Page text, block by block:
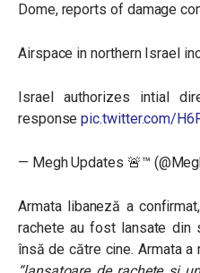
Dome, reports of damage
Airspace in northern Israel
Israel authorizes intial
responsepic.twitter.com/
— Megh Updates 🚨™
Armata libaneză a
rachete au fost lansate
însă de către cine. Armata